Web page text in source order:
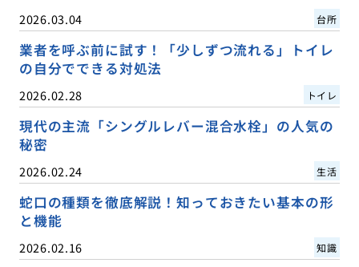
2026.03.04 台所
業者を呼ぶ前に試す！「少しずつ流れる」トイレ
の自分でできる対処法
2026.02.28 トイレ
現代の主流「シングルレバー混合水栓」の人気の
秘密
2026.02.24 生活
蛇口の種類を徹底解説！知っておきたい基本の形
と機能
2026.02.16 知識